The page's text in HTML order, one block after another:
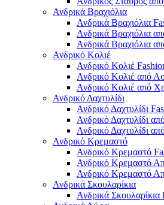
Ανδρικά Βραχιόλια
Ανδρικά Βραχιόλια
Ανδρικά Βραχιόλια
Ανδρικά Βραχιόλια
Ανδρικό Κολιέ
Ανδρικό Κολιέ
Ανδρικό Κολιέ από
Ανδρικό Κολιέ από
Ανδρικό Δαχτυλίδι
Ανδρικό Δαχτυλίδι
Ανδρικό Δαχτυλίδι
Ανδρικό Δαχτυλίδι
Ανδρικό Κρεμαστό
Ανδρικό Κρεμαστό
Ανδρικό Κρεμαστό
Ανδρικό Κρεμαστό
Ανδρικά Σκουλαρίκια
Ανδρικά Σκουλαρίκια